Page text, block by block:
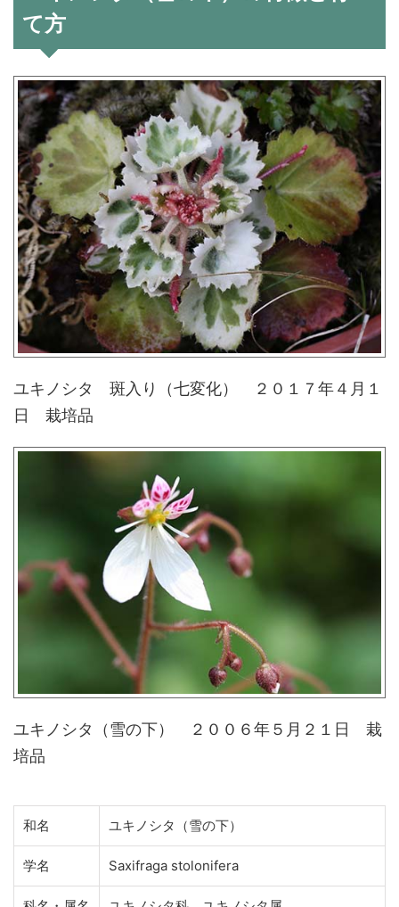
て方
ユキノシタ 斑入り（七変化） ２０１７年４月１
日 栽培品
ユキノシタ（雪の下） ２００６年５月２１日 栽
培品
和名 ユキノシタ（雪の下）
学名 Saxifraga stolonifera